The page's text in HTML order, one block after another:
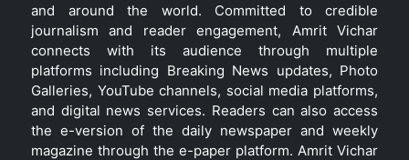
and around the world. Committed to credible
journalism and reader engagement, Amrit Vichar
connects with its audience through multiple
platforms including Breaking News updates, Photo
Galleries, YouTube channels, social media platforms,
and digital news services. Readers can also access
the e-version of the daily newspaper and weekly
magazine through the e-paper platform. Amrit Vichar